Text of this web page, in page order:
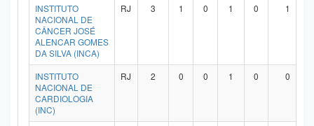
INSTITUTO
NACIONAL DE
CÂNCER JOSÉ
ALENCAR GOMES
DA SILVA (INCA)
RJ 3 1 0 1 0 1
INSTITUTO
NACIONAL DE
CARDIOLOGIA
(INC)
RJ 2 0 0 1 0 0